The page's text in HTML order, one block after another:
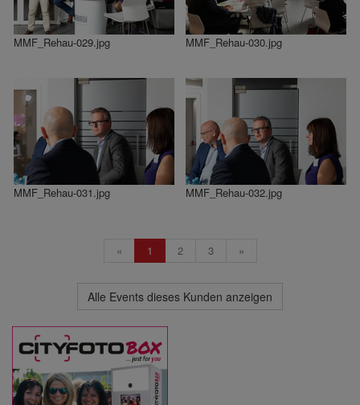
MMF_Rehau-029.jpg MMF_Rehau-030.jpg
MMF_Rehau-031.jpg MMF_Rehau-032.jpg
« 1 2 3 »
Alle Events dieses Kunden anzeigen